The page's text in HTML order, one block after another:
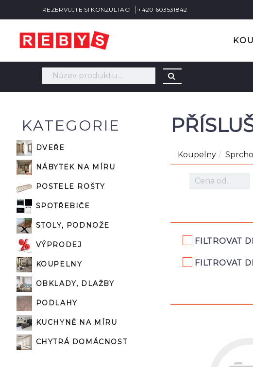
REZERVUJTE SI KONZULTACI +420 603531842
KATEGORIE
DVEŘE
NÁBYTEK NA MÍRU
POSTELE ROŠTY
SPOTŘEBIČE
STOLY, PODNOŽE
VÝPRODEJ
KOUPELNY
OBKLADY, DLAŽBY
PODLAHY
KUCHYNĚ NA MÍRU
CHYTRÁ DOMÁCNOST
Koupelny
FILTROVAT
FILTROVAT